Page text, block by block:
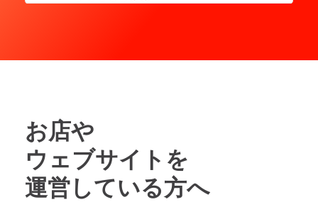
お店や
ウェブサイトを
運営している方へ